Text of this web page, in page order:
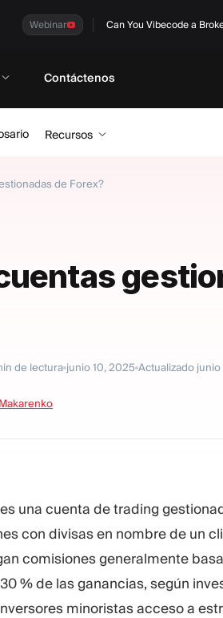
Webinar Can You Vibecode a
Contáctenos
Recursos
de Forex?
de lectura junio 10, 2025 Actualizado junio
una cuenta de trading
con divisas en nombre de un
comisiones generalmente
% de las ganancias, según
minoristas acceso a